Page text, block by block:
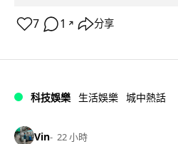
7 1 ↗ 分享
科技娛樂 生活娛樂 城中熱話
Vin 22 小時